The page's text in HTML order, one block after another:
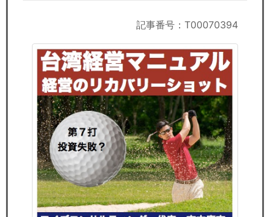
労務顧問
飲食店情報
記事番号：T00070394